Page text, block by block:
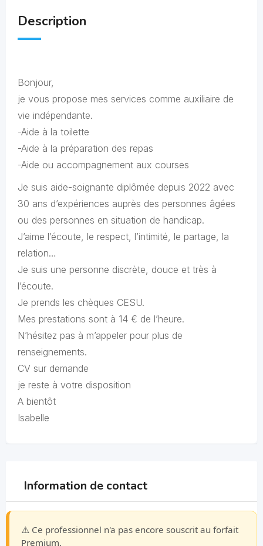
Description
Bonjour,
je vous propose mes services comme auxiliaire de
vie indépendante.
-Aide à la toilette
-Aide à la préparation des repas
-Aide ou accompagnement aux courses
Je suis aide-soignante diplômée depuis 2022 avec
30 ans d’expériences auprès des personnes âgées
ou des personnes en situation de handicap.
J’aime l’écoute, le respect, l’intimité, le partage, la
relation…
Je suis une personne discrète, douce et très à
l’écoute.
Je prends les chèques CESU.
Mes prestations sont à 14 € de l’heure.
N’hésitez pas à m’appeler pour plus de
renseignements.
CV sur demande
je reste à votre disposition
A bientôt
Isabelle
Information de contact
⚠️ Ce professionnel n'a pas encore souscrit au forfait
Premium.